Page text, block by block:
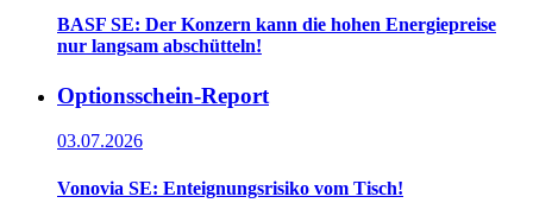
BASF SE: Der Konzern kann die hohen Energiepreise
nur langsam abschütteln!
Optionsschein-Report
03.07.2026
Vonovia SE: Enteignungsrisiko vom Tisch!